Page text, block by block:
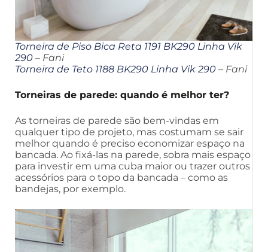
Torneira de Piso Bica Reta 1191 BK290 Linha Vik
290 – Fani
Torneira de Teto 1188 BK290 Linha Vik 290 – Fani
Torneiras de parede: quando é melhor ter?
As torneiras de parede são bem-vindas em
qualquer tipo de projeto, mas costumam se sair
melhor quando é preciso economizar espaço na
bancada. Ao fixá-las na parede, sobra mais espaço
para investir em uma cuba maior ou trazer outros
acessórios para o topo da bancada – como as
bandejas, por exemplo.